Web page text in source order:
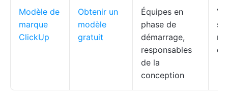
Modèle de
marque
ClickUp
Obtenir un
modèle
gratuit
Équipes en
phase de
démarrage,
responsables
de la
conception